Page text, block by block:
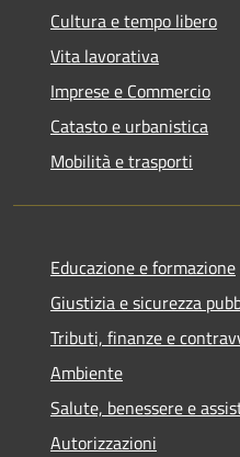
Cultura e tempo libero
Vita lavorativa
Imprese e Commercio
Catasto e urbanistica
Mobilità e trasporti
Educazione e formazione
Giustizia e sicurezza
Tributi, finanze e
Ambiente
Salute, benessere e
Autorizzazioni